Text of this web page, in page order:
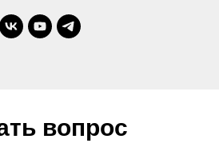
вопрос